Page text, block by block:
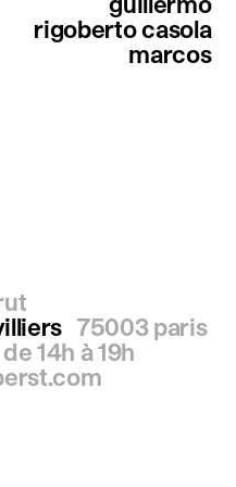
rigoberto casola
marcos
75003 paris
de 14h à 19h